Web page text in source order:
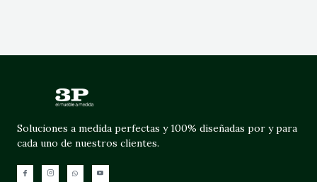
Soluciones a medida perfectas y 100% diseñadas por y para
cada uno de nuestros clientes.